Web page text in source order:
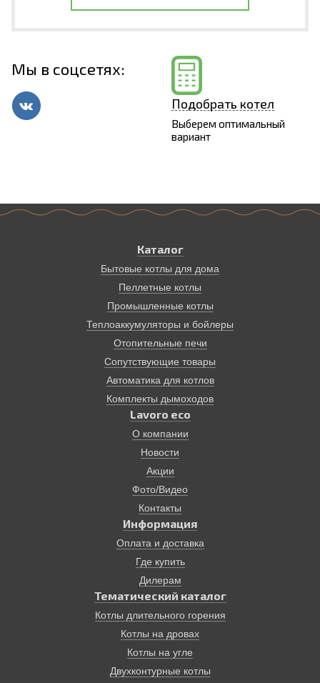
Мы в соцсетях:
Подобрать котел
Выберем оптимальный
вариант
Каталог
Бытовые котлы для дома
Пеллетные котлы
Промышленные котлы
Теплоаккумуляторы и бойлеры
Отопительные печи
Сопутствующие товары
Автоматика для котлов
Комплекты дымоходов
Lavoro eco
О компании
Новости
Акции
Фото/Видео
Контакты
Информация
Оплата и доставка
Где купить
Дилерам
Тематический каталог
Котлы длительного горения
Котлы на дровах
Котлы на угле
Двухконтурные котлы